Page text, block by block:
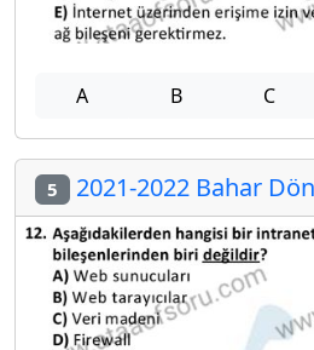
A B C
5 2021-2022 Bahar